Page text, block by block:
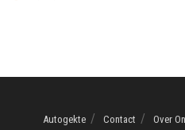
Autogekte Contact Over